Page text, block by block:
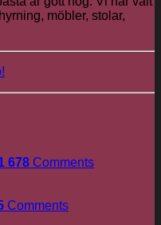
möbler, stolar,
678 Comments
Comments